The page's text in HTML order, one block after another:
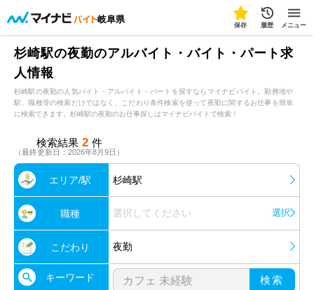
岐阜県
保存 履歴 メニュー
杉崎駅の夜勤のアルバイト・バイト・パート求
人情報
杉崎駅の夜勤の人気バイト・アルバイト・パートを探すならマイナビバイト。勤務地や
駅、職種等の検索だけではなく、こだわり条件検索を使って夜勤に関するお仕事を簡単
に検索できます。杉崎駅の夜勤のお仕事探しはマイナビバイトで検索！
検索結果 2 件
（最終更新日：2026年8月9日）
エリア/駅 杉崎駅
職種 選択してください 選択
こだわり 夜勤
キーワード 検索